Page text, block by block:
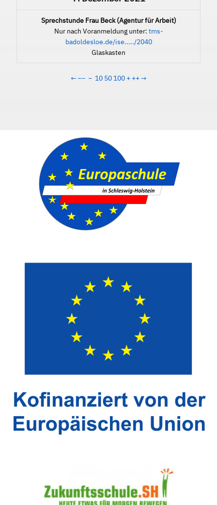
Sprechstunde Frau Beck (Agentur für Arbeit)
Nur nach Voranmeldung unter: tms-
badoldesloe.de/ise...../2040
Glaskasten
← −− − 10 50 100 + ++→